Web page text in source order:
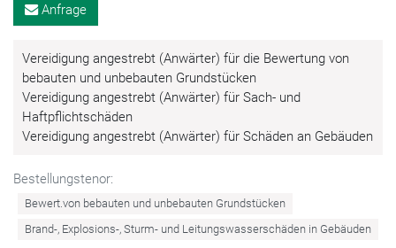
Anfrage
Vereidigung angestrebt (Anwärter) für die Bewertung von
bebauten und unbebauten Grundstücken
Vereidigung angestrebt (Anwärter) für Sach- und
Haftpflichtschäden
Vereidigung angestrebt (Anwärter) für Schäden an Gebäuden
Bestellungstenor:
Bewert.von bebauten und unbebauten Grundstücken
Brand-, Explosions-, Sturm- und Leitungswasserschäden in Gebäuden